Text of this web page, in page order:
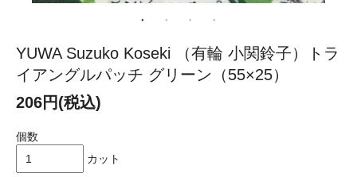
YUWA Suzuko Koseki （有輪 小関鈴子）トラ
イアングルパッチ グリーン（55×25）
206円(税込)
個数
カット